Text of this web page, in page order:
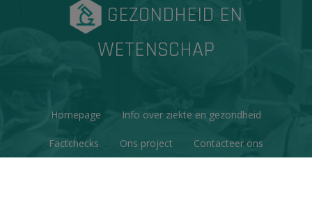
GEZONDHEID EN
WETENSCHAP
Homepage Info over ziekte en gezondheid
Factchecks Ons project Contacteer ons